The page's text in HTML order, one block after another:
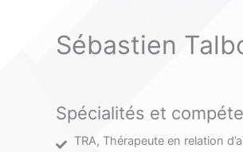
Sébastien
Spécialités et
TRA, Thérapeute en relation